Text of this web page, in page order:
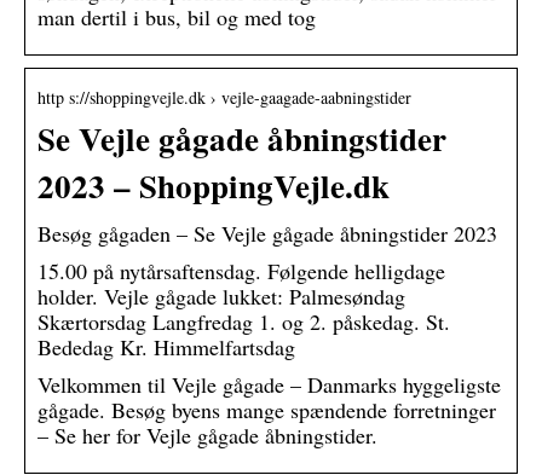
man dertil i bus, bil og med tog
http s://shoppingvejle.dk › vejle-gaagade-aabningstider
Se Vejle gågade åbningstider
2023 – ShoppingVejle.dk
Besøg gågaden – Se Vejle gågade åbningstider 2023
15.00 på nytårsaftensdag. Følgende helligdage
holder. Vejle gågade lukket: Palmesøndag
Skærtorsdag Langfredag 1. og 2. påskedag. St.
Bededag Kr. Himmelfartsdag
Velkommen til Vejle gågade – Danmarks hyggeligste
gågade. Besøg byens mange spændende forretninger
– Se her for Vejle gågade åbningstider.